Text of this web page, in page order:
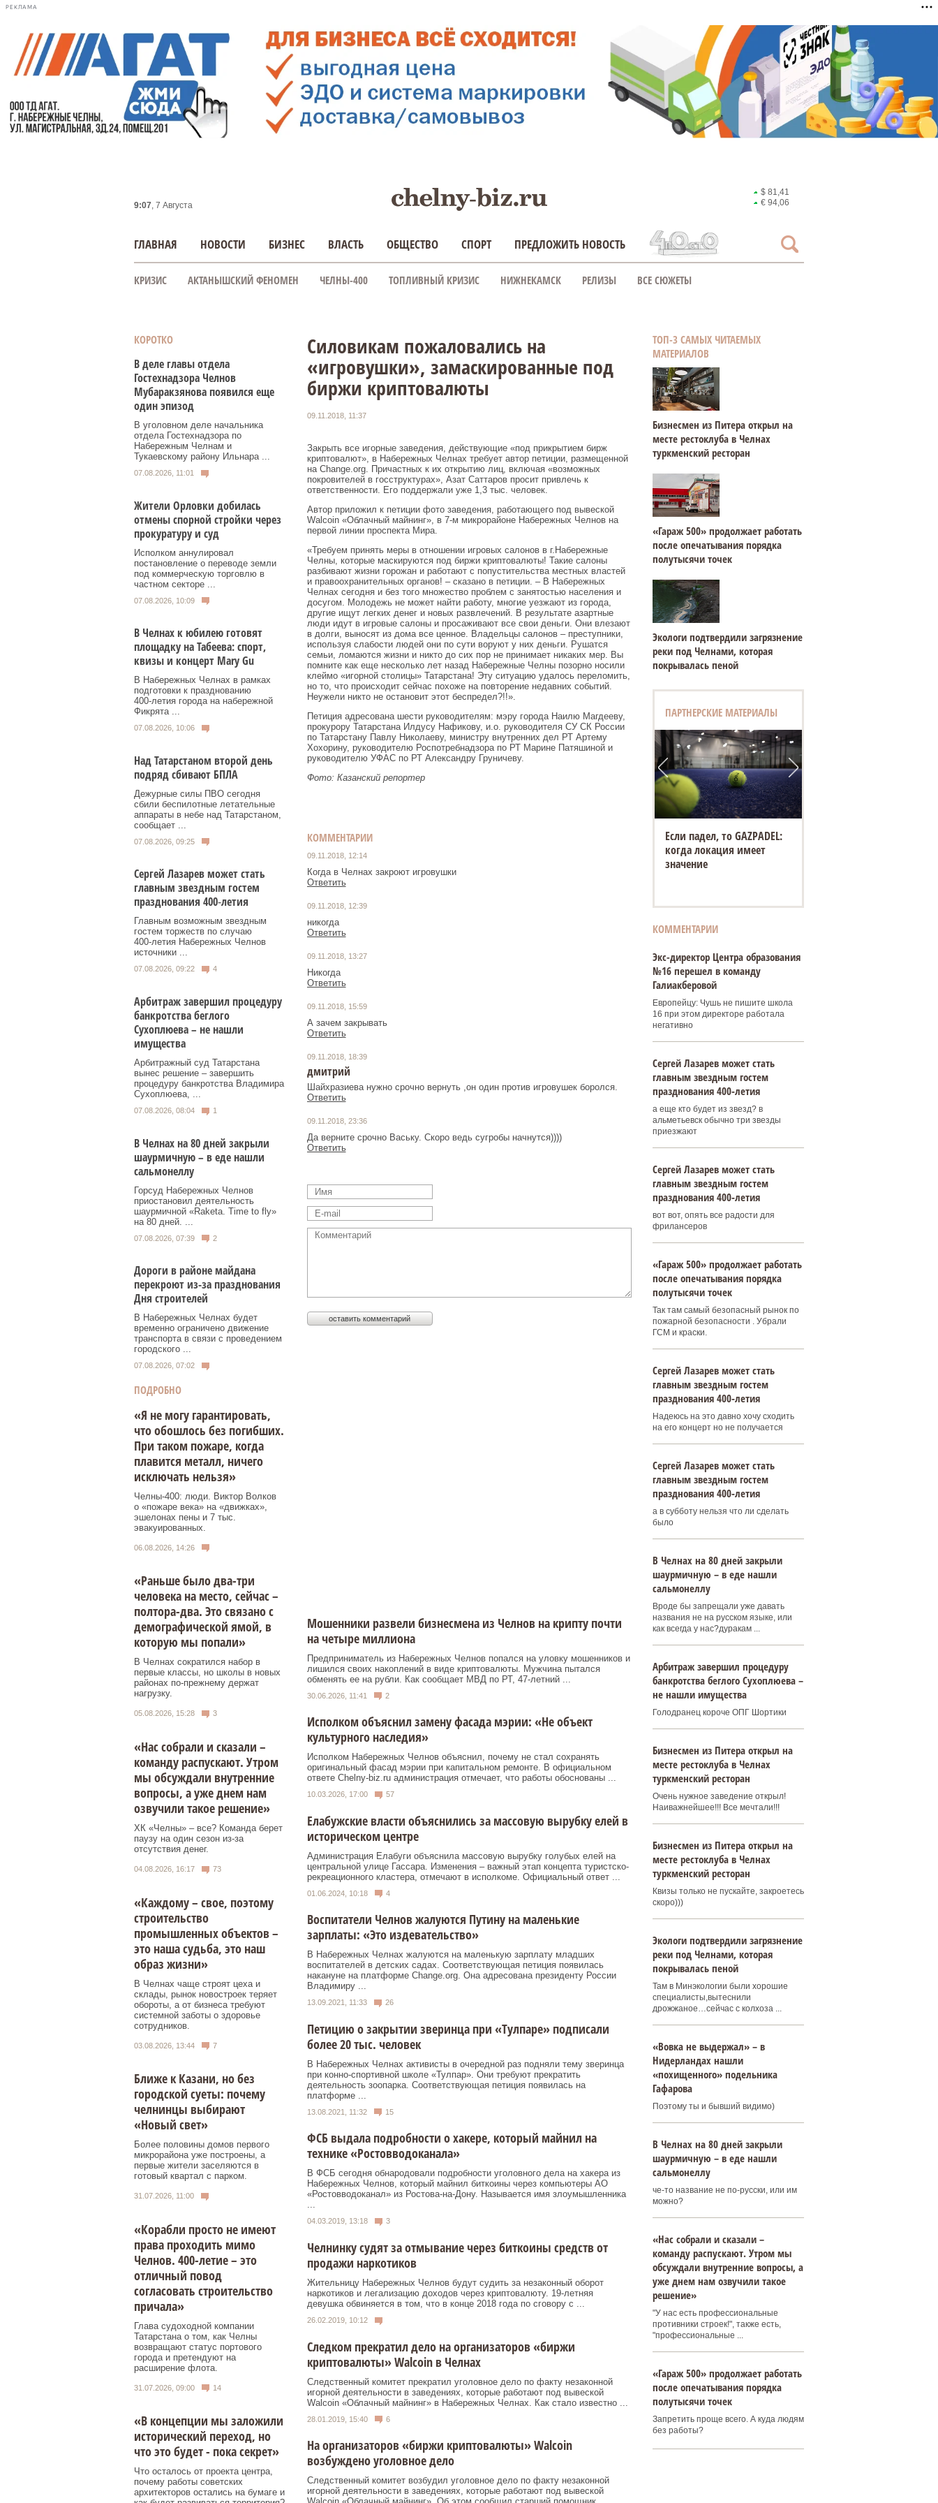
РЕКЛАМА
9:07, 7 Августа
$ 81,41
€ 94,06
ГЛАВНАЯ НОВОСТИ БИЗНЕС ВЛАСТЬ ОБЩЕСТВО СПОРТ ПРЕДЛОЖИТЬ НОВОСТЬ
КРИЗИС АКТАНЫШСКИЙ ФЕНОМЕН ЧЕЛНЫ-400 ТОПЛИВНЫЙ КРИЗИС НИЖНЕКАМСК РЕЛИЗЫ ВСЕ СЮЖЕТЫ
КОРОТКО
В деле главы отдела
Гостехнадзора Челнов
Мубаракзянова появился еще
один эпизод
В уголовном деле начальника
отдела Гостехнадзора по
Набережным Челнам и
Тукаевскому району Ильнара ...
07.08.2026, 11:01
Жители Орловки добилась
отмены спорной стройки через
прокуратуру и суд
Исполком аннулировал
постановление о переводе земли
под коммерческую торговлю в
частном секторе ...
07.08.2026, 10:09
В Челнах к юбилею готовят
площадку на Табеева: спорт,
квизы и концерт Mary Gu
В Набережных Челнах в рамках
подготовки к празднованию
400‑летия города на набережной
Фикрята ...
07.08.2026, 10:06
Над Татарстаном второй день
подряд сбивают БПЛА
Дежурные силы ПВО сегодня
сбили беспилотные летательные
аппараты в небе над Татарстаном,
сообщает ...
07.08.2026, 09:25
Сергей Лазарев может стать
главным звездным гостем
празднования 400‑летия
Главным возможным звездным
гостем торжеств по случаю
400‑летия Набережных Челнов
источники ...
07.08.2026, 09:22 4
Арбитраж завершил процедуру
банкротства беглого
Сухоплюева – не нашли
имущества
Арбитражный суд Татарстана
вынес решение – завершить
процедуру банкротства Владимира
Сухоплюева, ...
07.08.2026, 08:04 1
В Челнах на 80 дней закрыли
шаурмичную – в еде нашли
сальмонеллу
Горсуд Набережных Челнов
приостановил деятельность
шаурмичной «Raketa. Time to fly»
на 80 дней. ...
07.08.2026, 07:39 2
Дороги в районе майдана
перекроют из-за празднования
Дня строителей
В Набережных Челнах будет
временно ограничено движение
транспорта в связи с проведением
городского ...
07.08.2026, 07:02
ПОДРОБНО
«Я не могу гарантировать,
что обошлось без погибших.
При таком пожаре, когда
плавится металл, ничего
исключать нельзя»
Челны-400: люди. Виктор Волков
о «пожаре века» на «движках»,
эшелонах пены и 7 тыс.
эвакуированных.
06.08.2026, 14:26
«Раньше было два-три
человека на место, сейчас –
полтора-два. Это связано с
демографической ямой, в
которую мы попали»
В Челнах сократился набор в
первые классы, но школы в новых
районах по-прежнему держат
нагрузку.
05.08.2026, 15:28 3
«Нас собрали и сказали –
команду распускают. Утром
мы обсуждали внутренние
вопросы, а уже днем нам
озвучили такое решение»
ХК «Челны» – все? Команда берет
паузу на один сезон из-за
отсутствия денег.
04.08.2026, 16:17 73
«Каждому – свое, поэтому
строительство
промышленных объектов –
это наша судьба, это наш
образ жизни»
В Челнах чаще строят цеха и
склады, рынок новостроек теряет
обороты, а от бизнеса требуют
системной заботы о здоровье
сотрудников.
03.08.2026, 13:44 7
Ближе к Казани, но без
городской суеты: почему
челнинцы выбирают
«Новый свет»
Более половины домов первого
микрорайона уже построены, а
первые жители заселяются в
готовый квартал с парком.
31.07.2026, 11:00
«Корабли просто не имеют
права проходить мимо
Челнов. 400-летие – это
отличный повод
согласовать строительство
причала»
Глава судоходной компании
Татарстана о том, как Челны
возвращают статус портового
города и претендуют на
расширение флота.
31.07.2026, 09:00 14
«В концепции мы заложили
исторический переход, но
что это будет - пока секрет»
Что осталось от проекта центра,
почему работы советских
архитекторов остались на бумаге и
Силовикам пожаловались на
«игровушки», замаскированные под
биржи криптовалюты
09.11.2018, 11:37
Закрыть все игорные заведения, действующие «под прикрытием бирж
криптовалют», в Набережных Челнах требует автор петиции, размещенной
на Change.org. Причастных к их открытию лиц, включая «возможных
покровителей в госструктурах», Азат Саттаров просит привлечь к
ответственности. Его поддержали уже 1,3 тыс. человек.
Автор приложил к петиции фото заведения, работающего под вывеской
Walcoin «Облачный майнинг», в 7-м микрорайоне Набережных Челнов на
первой линии проспекта Мира.
«Требуем принять меры в отношении игровых салонов в г.Набережные
Челны, которые маскируются под биржи криптовалюты! Такие салоны
разбивают жизни горожан и работают с попустительства местных властей
и правоохранительных органов! – сказано в петиции. – В Набережных
Челнах сегодня и без того множество проблем с занятостью населения и
досугом. Молодежь не может найти работу, многие уезжают из города,
другие ищут легких денег и новых развлечений. В результате азартные
люди идут в игровые салоны и просаживают все свои деньги. Они влезают
в долги, выносят из дома все ценное. Владельцы салонов – преступники,
используя слабости людей они по сути воруют у них деньги. Рушатся
семьи, ломаются жизни и никто до сих пор не принимает никаких мер. Вы
помните как еще несколько лет назад Набережные Челны позорно носили
клеймо «игорной столицы» Татарстана! Эту ситуацию удалось переломить,
но то, что происходит сейчас похоже на повторение недавних событий.
Неужели никто не остановит этот беспредел?!!».
Петиция адресована шести руководителям: мэру города Наилю Магдееву,
прокурору Татарстана Илдусу Нафикову, и.о. руководителя СУ СК России
по Татарстану Павлу Николаеву, министру внутренних дел РТ Артему
Хохорину, руководителю Роспотребнадзора по РТ Марине Патяшиной и
руководителю УФАС по РТ Александру Груничеву.
Фото: Казанский репортер
КОММЕНТАРИИ
09.11.2018, 12:14
Когда в Челнах закроют игровушки
Ответить
09.11.2018, 12:39
никогда
Ответить
09.11.2018, 13:27
Никогда
Ответить
09.11.2018, 15:59
А зачем закрывать
Ответить
09.11.2018, 18:39
дмитрий
Шайхразиева нужно срочно вернуть ,он один против игровушек боролся.
Ответить
09.11.2018, 23:36
Да верните срочно Ваську. Скоро ведь сугробы начнутся))))
Ответить
Мошенники развели бизнесмена из Челнов на крипту почти
на четыре миллиона
Предприниматель из Набережных Челнов попался на уловку мошенников и
лишился своих накоплений в виде криптовалюты. Мужчина пытался
обменять ее на рубли. Как сообщает МВД по РТ, 47-летний ...
30.06.2026, 11:41 2
Исполком объяснил замену фасада мэрии: «Не объект
культурного наследия»
Исполком Набережных Челнов объяснил, почему не стал сохранять
оригинальный фасад мэрии при капитальном ремонте. В официальном
ответе Chelny-biz.ru администрация отмечает, что работы обоснованы ...
10.03.2026, 17:00 57
Елабужские власти объяснились за массовую вырубку елей в
историческом центре
Администрация Елабуги объяснила массовую вырубку голубых елей на
центральной улице Гассара. Изменения – важный этап концепта туристско-
рекреационного кластера, отмечают в исполкоме. Официальный ответ ...
01.06.2024, 10:18 4
Воспитатели Челнов жалуются Путину на маленькие
зарплаты: «Это издевательство»
В Набережных Челнах жалуются на маленькую зарплату младших
воспитателей в детских садах. Соответствующая петиция появилась
накануне на платформе Change.org. Она адресована президенту России
Владимиру ...
13.09.2021, 11:33 26
Петицию о закрытии зверинца при «Тулпаре» подписали
более 20 тыс. человек
В Набережных Челнах активисты в очередной раз подняли тему зверинца
при конно-спортивной школе «Тулпар». Они требуют прекратить
деятельность зоопарка. Соответствующая петиция появилась на
платформе ...
13.08.2021, 11:32 15
ФСБ выдала подробности о хакере, который майнил на
технике «Ростовводоканала»
В ФСБ сегодня обнародовали подробности уголовного дела на хакера из
Набережных Челнов, который майнил биткоины через компьютеры АО
«Ростовводоканал» из Ростова-на-Дону. Называется имя злоумышленника
...
04.03.2019, 13:18 3
Челнинку судят за отмывание через биткоины средств от
продажи наркотиков
Жительницу Набережных Челнов будут судить за незаконный оборот
наркотиков и легализацию доходов через криптовалюту. 19-летняя
девушка обвиняется в том, что в конце 2018 года по сговору с ...
26.02.2019, 10:12
Следком прекратил дело на организаторов «биржи
криптовалюты» Walcoin в Челнах
Следственный комитет прекратил уголовное дело по факту незаконной
игорной деятельности в заведениях, которые работают под вывеской
Walcoin «Облачный майнинг» в Набережных Челнах. Как стало известно ...
28.01.2019, 15:40 6
На организаторов «биржи криптовалюты» Walcoin
возбуждено уголовное дело
Следственный комитет возбудил уголовное дело по факту незаконной
игорной деятельности в заведениях, которые работают под вывеской
ТОП-3 САМЫХ ЧИТАЕМЫХ
МАТЕРИАЛОВ
Бизнесмен из Питера открыл на
месте рестоклуба в Челнах
туркменский ресторан
«Гараж 500» продолжает работать
после опечатывания порядка
полутысячи точек
Экологи подтвердили загрязнение
реки под Челнами, которая
покрывалась пеной
ПАРТНЕРСКИЕ МАТЕРИАЛЫ
Если падел, то GAZPADEL:
когда локация имеет
значение
КОММЕНТАРИИ
Экс-директор Центра образования
№16 перешел в команду
Галиакберовой
Европейцу: Чушь не пишите школа
16 при этом директоре работала
негативно
Сергей Лазарев может стать
главным звездным гостем
празднования 400‑летия
а еще кто будет из звезд? в
альметьевск обычно три звезды
приезжают
Сергей Лазарев может стать
главным звездным гостем
празднования 400‑летия
вот вот, опять все радости для
фрилансеров
«Гараж 500» продолжает работать
после опечатывания порядка
полутысячи точек
Так там самый безопасный рынок по
пожарной безопасности . Убрали
ГСМ и краски.
Сергей Лазарев может стать
главным звездным гостем
празднования 400‑летия
Надеюсь на это давно хочу сходить
на его концерт но не получается
Сергей Лазарев может стать
главным звездным гостем
празднования 400‑летия
а в субботу нельзя что ли сделать
было
В Челнах на 80 дней закрыли
шаурмичную – в еде нашли
сальмонеллу
Вроде бы запрещали уже давать
названия не на русском языке, или
как всегда у нас?дуракам ...
Арбитраж завершил процедуру
банкротства беглого Сухоплюева –
не нашли имущества
Голодранец короче ОПГ Шортики
Бизнесмен из Питера открыл на
месте рестоклуба в Челнах
туркменский ресторан
Очень нужное заведение открыл!
Наиважнейшее!!! Все мечтали!!!
Бизнесмен из Питера открыл на
месте рестоклуба в Челнах
туркменский ресторан
Квизы только не пускайте, закроетесь
скоро)))
Экологи подтвердили загрязнение
реки под Челнами, которая
покрывалась пеной
Там в Минэкологии были хорошие
специалисты,вытеснили
дрожжаное…сейчас с колхоза ...
«Вовка не выдержал» – в
Нидерландах нашли
«похищенного» подельника
Гафарова
Поэтому ты и бывший видимо)
В Челнах на 80 дней закрыли
шаурмичную – в еде нашли
сальмонеллу
че-то название не по-русски, или им
можно?
«Нас собрали и сказали –
команду распускают. Утром мы
обсуждали внутренние вопросы, а
уже днем нам озвучили такое
решение»
"У нас есть профессиональные
противники строек!", также есть,
"профессиональные ...
«Гараж 500» продолжает работать
после опечатывания порядка
полутысячи точек
Запретить проще всего. А куда людям
без работы?